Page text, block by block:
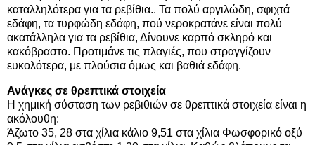
καταλληλότερα για τα ρεβίθια.. Τα πολύ αργιλώδη, σφιχτά
εδάφη, τα τυρφώδη εδάφη, πού νεροκρατάνε είναι πολύ
ακατάλληλα για τα ρεβίθια, Δίνουνε καρπό σκληρό και
κακόβραστο. Προτιμάνε τις πλαγιές, που στραγγίζουν
ευκολότερα, με πλούσια όμως και βαθιά εδάφη.
Ανάγκες σε θρεπτικά στοιχεία
Η χημική σύσταση των ρεβιθιών σε θρεπτικά στοιχεία είναι η
ακόλουθη:
Άζωτο 35, 28 στα χίλια κάλιο 9,51 στα χίλια Φωσφορικό οξύ